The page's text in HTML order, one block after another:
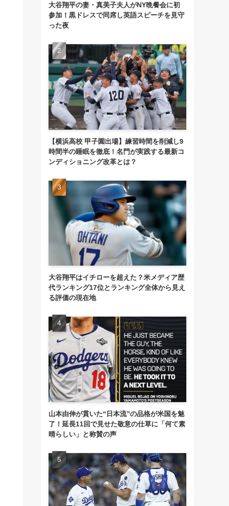
大谷翔平の妻・真美子夫人がNY晩餐会に初
参加！黒ドレスで同席し英語スピーチを見守
った夜
【横浜高校 甲子園出場】練習時間を削減し9
時間半の睡眠を徹底！名門が実践する最新コ
ンディショニング改革とは？
大谷翔平はイチローを超えた？米メディア歴
代ランキング17位とランキング全体から見え
る評価の現在地
山本由伸が貫いた“日本流”の品格が米国を魅
了！延長11回で見せた敬意の仕草に「何て素
晴らしい」と称賛の声